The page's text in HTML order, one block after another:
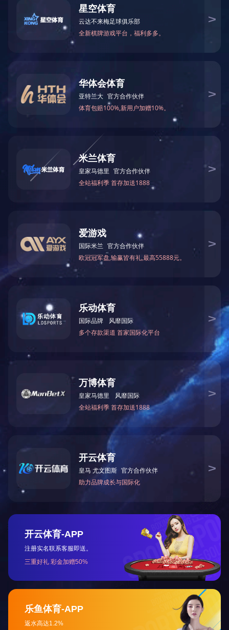
PRODUCT
型 号 PC68 数字高阻计
高电阻测量范围 (Ω)1*103～1* 1012准确度 ±1 %～±10
微电流测量范围 (A)1*10-3～1* 10-14准确度 ±0.5%～
±1.5%
直流电压测量范围 0～1000 准确度 ±1 %
高电阻测试电压 10V 25V 50V 100V 250V 500V
1000V
外形尺寸/重量 271W * 309D * 115H / 5（MM /KG）
主要用途及特点:
用于各行各业防静电表面电阻、体积电阻、绝缘材
料、微电流及直流电压的测试。本仪器设计上采用微
处理器以改善测量功能和提高测量速度；开关和控制
按钮都是轻触摸键，除一般高阻计的功能外还具有微